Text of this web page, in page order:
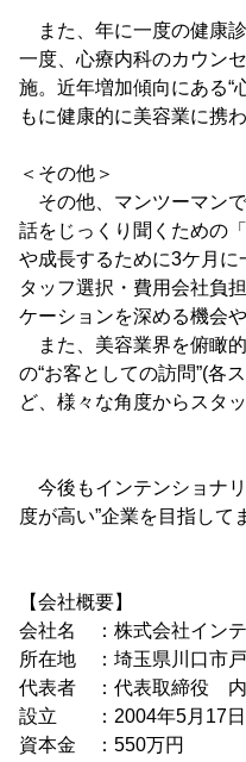
また、年に一度の健康
一度、心療内科のカウン
施。近年増加傾向にある“
もに健康的に美容業に携
＜その他＞
その他、マンツーマン
話をじっくり聞くための
や成長するために3ケ月に
タッフ選択・費用会社負
ケーションを深める機会
また、美容業界を俯瞰
の“お客としての訪問”(各
ど、様々な角度からスタ
今後もインテンショナ
度が高い”企業を目指して
【会社概要】
会社名 ：株式会社イン
所在地 ：埼玉県川口市
代表者 ：代表取締役 内
設立 ：2004年5月17日
資本金 ：550万円